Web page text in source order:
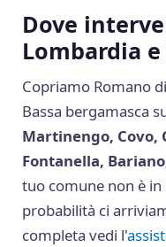
Dove
Lombardia
Copriamo Romano
Bassa bergamasca
Martinengo, Covo,
Fontanella,
tuo comune non è
probabilità ci
completa vedi l'